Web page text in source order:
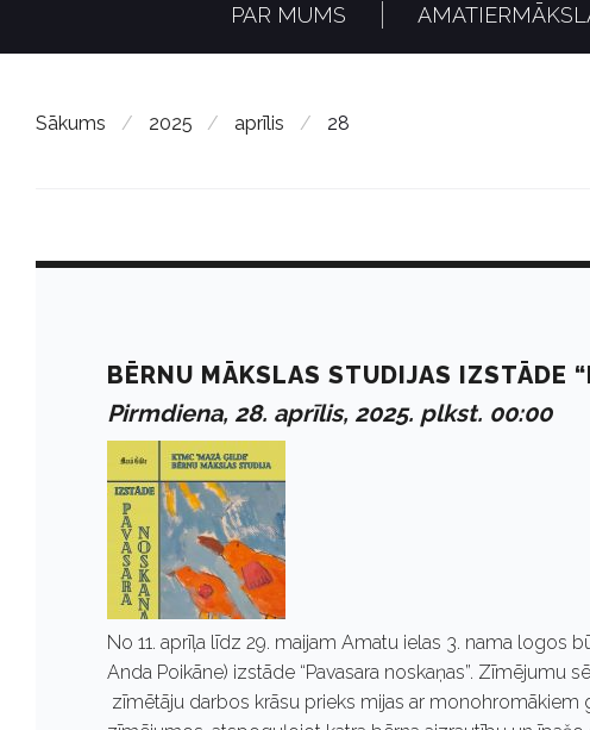
e
PAR MUMS
Sākums / 2025 / aprīlis / 28
BĒRNU MĀKSLAS STUDIJAS IZSTĀDE
Pirmdiena, 28. aprīlis, 2025. plkst. 00:00
No 11. aprīļa līdz 29. maijam Amatu ielas 3. nama logos
Anda Poikāne) izstāde “Pavasara noskaņas”. Zīmējumu
zīmētāju darbos krāsu prieks mijas ar